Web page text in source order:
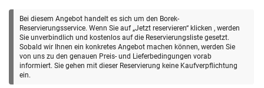
Bei diesem Angebot handelt es sich um den Borek-
Reservierungsservice. Wenn Sie auf „Jetzt reservieren“ klicken , werden
Sie unverbindlich und kostenlos auf die Reservierungsliste gesetzt.
Sobald wir Ihnen ein konkretes Angebot machen können, werden Sie
von uns zu den genauen Preis- und Lieferbedingungen vorab
informiert. Sie gehen mit dieser Reservierung keine Kaufverpflichtung
ein.